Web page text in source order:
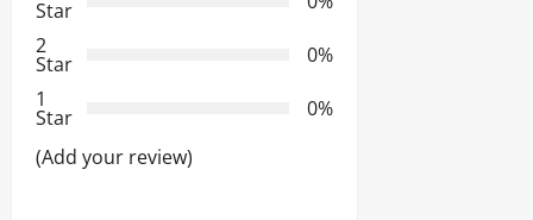
d
e
Star
2
Star
0%
1
Star
0%
(Add your review)